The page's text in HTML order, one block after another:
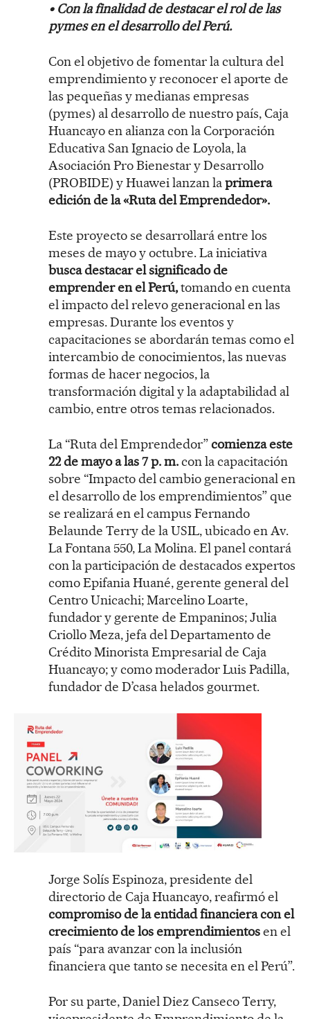
• Con la finalidad de destacar el rol de las
pymes en el desarrollo del Perú.
Con el objetivo de fomentar la cultura del
emprendimiento y reconocer el aporte de
las pequeñas y medianas empresas
(pymes) al desarrollo de nuestro país, Caja
Huancayo en alianza con la Corporación
Educativa San Ignacio de Loyola, la
Asociación Pro Bienestar y Desarrollo
(PROBIDE) y Huawei lanzan laprimera
edición de la «Ruta del Emprendedor».
Este proyecto se desarrollará entre los
meses de mayo y octubre. La iniciativa
busca destacar el significado de
emprender en el Perú,tomando en cuenta
el impacto del relevo generacional en las
empresas. Durante los eventos y
capacitaciones se abordarán temas como el
intercambio de conocimientos, las nuevas
formas de hacer negocios, la
transformación digital y la adaptabilidad al
cambio, entre otros temas relacionados.
La “Ruta del Emprendedor”comienza este
22 de mayo a las 7 p. m.con la capacitación
sobre “Impacto del cambio generacional en
el desarrollo de los emprendimientos” que
se realizará en el campus Fernando
Belaunde Terry de la USIL, ubicado en Av.
La Fontana 550, La Molina. El panel contará
con la participación de destacados expertos
como Epifania Huané, gerente general del
Centro Unicachi; Marcelino Loarte,
fundador y gerente de Empaninos; Julia
Criollo Meza, jefa del Departamento de
Crédito Minorista Empresarial de Caja
Huancayo; y como moderador Luis Padilla,
fundador de D’casa helados gourmet.
Jorge Solís Espinoza, presidente del
directorio de Caja Huancayo, reafirmó el
compromiso de la entidad financiera con el
crecimiento de los emprendimientosen el
país “para avanzar con la inclusión
financiera que tanto se necesita en el Perú”.
Por su parte, Daniel Diez Canseco Terry,